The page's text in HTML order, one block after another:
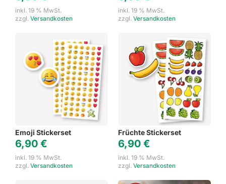
inkl. 19 % MwSt.
zzgl. Versandkosten
inkl. 19 % MwSt.
zzgl. Versandkosten
Emoji Stickerset
6,90 €
inkl. 19 % MwSt.
zzgl. Versandkosten
Früchte Stickerset
6,90 €
inkl. 19 % MwSt.
zzgl. Versandkosten